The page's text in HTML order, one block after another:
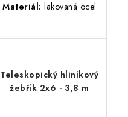
Materiál: lakovaná ocel
Teleskopický hliníkový
žebřík 2x6 - 3,8 m